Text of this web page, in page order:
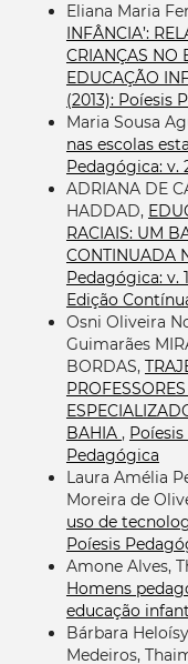
Eliana Maria
INFÂNCIA’:
CRIANÇAS NO
EDUCAÇÃO
(2013): Poíesis
Maria Sousa
nas escolas
Pedagógica: v.
ADRIANA DE
HADDAD,
RACIAIS: UM
CONTINUADA
Pedagógica: v.
Edição
Osni Oliveira
Guimarães
BORDAS,
BAHIA ,
Pedagógica
Laura Amélia
Moreira de
uso de
Poíesis
Amone Alves,
Homens
educação
Bárbara
Medeiros,